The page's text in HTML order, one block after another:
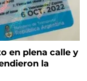
en plena calle y
la